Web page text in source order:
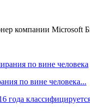
компании Microsoft
по вине человека...